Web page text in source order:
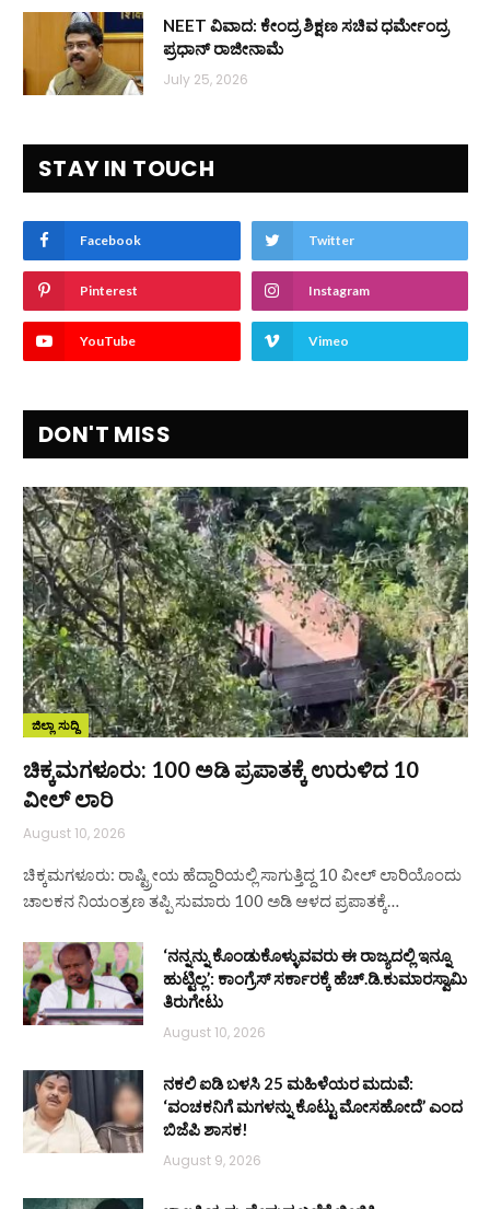
NEET ವಿವಾದ: ಕೇಂದ್ರ ಶಿಕ್ಷಣ ಸಚಿವ ಧರ್ಮೇಂದ್ರ
ಪ್ರಧಾನ್ ರಾಜೀನಾಮೆ
July 25, 2026
STAY IN TOUCH
Facebook Twitter
Pinterest Instagram
YouTube Vimeo
DON'T MISS
ಜಿಲ್ಲಾ ಸುದ್ದಿ
ಚಿಕ್ಕಮಗಳೂರು: 100 ಅಡಿ ಪ್ರಪಾತಕ್ಕೆ ಉರುಳಿದ 10
ವೀಲ್ ಲಾರಿ
August 10, 2026
ಚಿಕ್ಕಮಗಳೂರು: ರಾಷ್ಟ್ರೀಯ ಹೆದ್ದಾರಿಯಲ್ಲಿ ಸಾಗುತ್ತಿದ್ದ 10 ವೀಲ್ ಲಾರಿಯೊಂದು
ಚಾಲಕನ ನಿಯಂತ್ರಣ ತಪ್ಪಿ ಸುಮಾರು 100 ಅಡಿ ಆಳದ ಪ್ರಪಾತಕ್ಕೆ…
‘ನನ್ನನ್ನು ಕೊಂಡುಕೊಳ್ಳುವವರು ಈ ರಾಜ್ಯದಲ್ಲಿ ಇನ್ನೂ
ಹುಟ್ಟಿಲ್ಲ’: ಕಾಂಗ್ರೆಸ್ ಸರ್ಕಾರಕ್ಕೆ ಹೆಚ್.ಡಿ.ಕುಮಾರಸ್ವಾಮಿ
ತಿರುಗೇಟು
August 10, 2026
ನಕಲಿ ಐಡಿ ಬಳಸಿ 25 ಮಹಿಳೆಯರ ಮದುವೆ:
‘ವಂಚಕನಿಗೆ ಮಗಳನ್ನು ಕೊಟ್ಟು ಮೋಸಹೋದೆ’ ಎಂದ
ಬಿಜೆಪಿ ಶಾಸಕ!
August 9, 2026